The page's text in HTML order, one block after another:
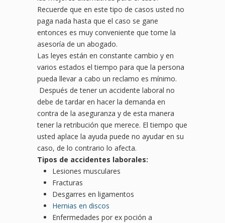
Recuerde que en este tipo de casos usted no
paga nada hasta que el caso se gane
entonces es muy conveniente que tome la
asesoría de un abogado.
Las leyes están en constante cambio y en
varios estados el tiempo para que la persona
pueda llevar a cabo un reclamo es mínimo.
Después de tener un accidente laboral no
debe de tardar en hacer la demanda en
contra de la aseguranza y de esta manera
tener la retribución que merece. El tiempo que
usted aplace la ayuda puede no ayudar en su
caso, de lo contrario lo afecta.
Tipos de accidentes laborales:
Lesiones musculares
Fracturas
Desgarres en ligamentos
Hernias en discos
Enfermedades por ex poción a